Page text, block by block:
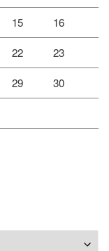
15 16
22 23
29 30